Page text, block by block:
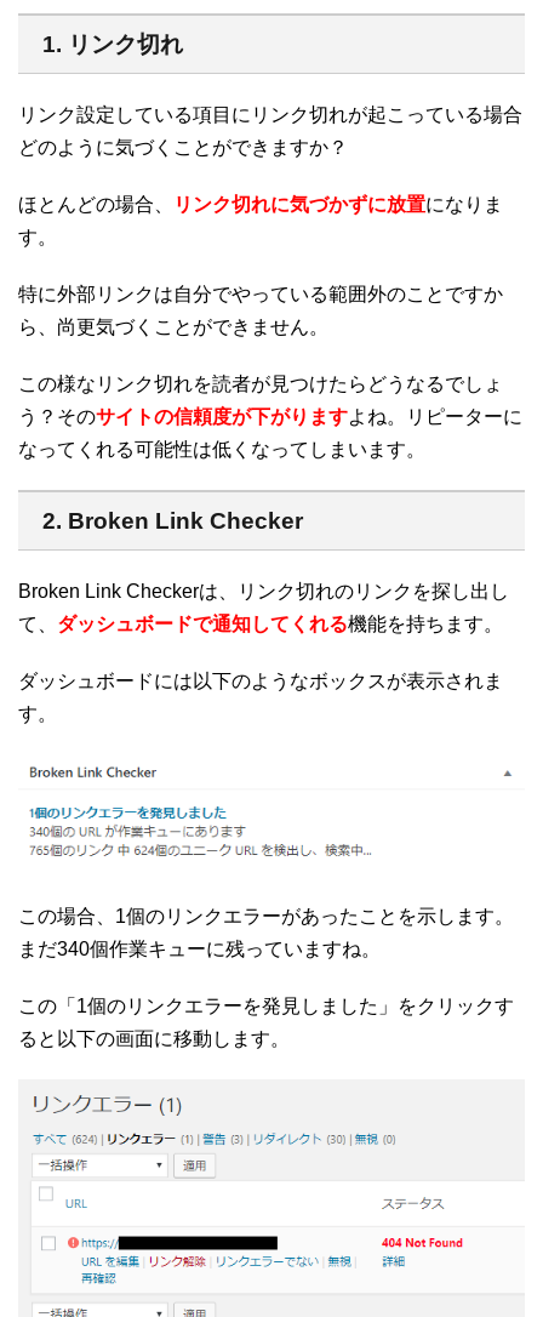
1. リンク切れ
リンク設定している項目にリンク切れが起こっている場合
どのように気づくことができますか？
ほとんどの場合、 リンク切れに気づかずに放置になりま
す。
特に外部リンクは自分でやっている範囲外のことですか
ら、尚更気づくことができません。
この様なリンク切れを読者が見つけたらどうなるでしょ
う？そのサイトの信頼度が下がりますよね。リピーターに
なってくれる可能性は低くなってしまいます。
2. Broken Link Checker
Broken Link Checkerは、リンク切れのリンクを探し出し
て、 ダッシュボードで通知してくれる機能を持ちます。
ダッシュボードには以下のようなボックスが表示されま
す。
この場合、1個のリンクエラーがあったことを示します。
まだ340個作業キューに残っていますね。
この「1個のリンクエラーを発見しました」をクリックす
ると以下の画面に移動します。